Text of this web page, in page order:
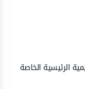
الرئيسية الخاصة